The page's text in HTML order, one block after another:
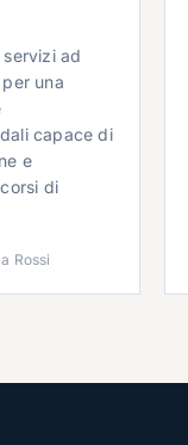
ad
una
capace di
e
di
Rossi